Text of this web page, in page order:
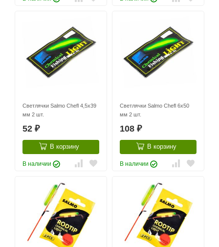
Светлячки Salmo Chefl 4,5x39
мм 2 шт.
52 ₽
В корзину
В наличии
Светлячки Salmo Chefl 6x50
мм 2 шт.
108 ₽
В корзину
В наличии